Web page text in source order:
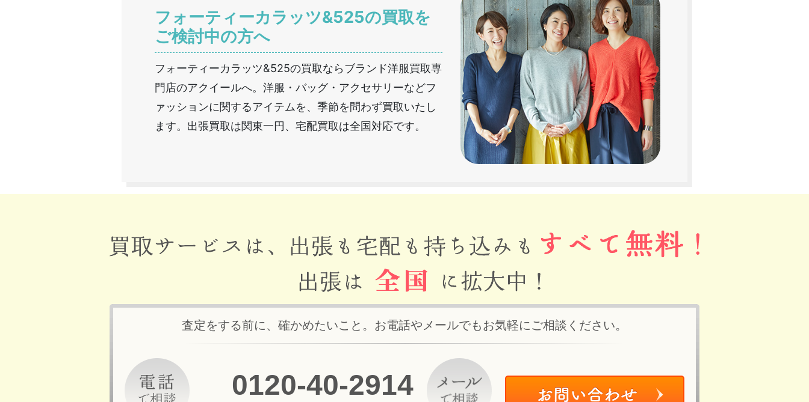
フォーティーカラッツ&525の買取を
ご検討中の方へ
フォーティーカラッツ&525の買取ならブランド洋服買取専
門店のアクイールへ。洋服・バッグ・アクセサリーなどフ
ァッションに関するアイテムを、季節を問わず買取いたし
ます。出張買取は関東一円、宅配買取は全国対応です。
査定をする前に、確かめたいこと。お電話やメールでもお気軽にご相談ください。
0120-40-2914